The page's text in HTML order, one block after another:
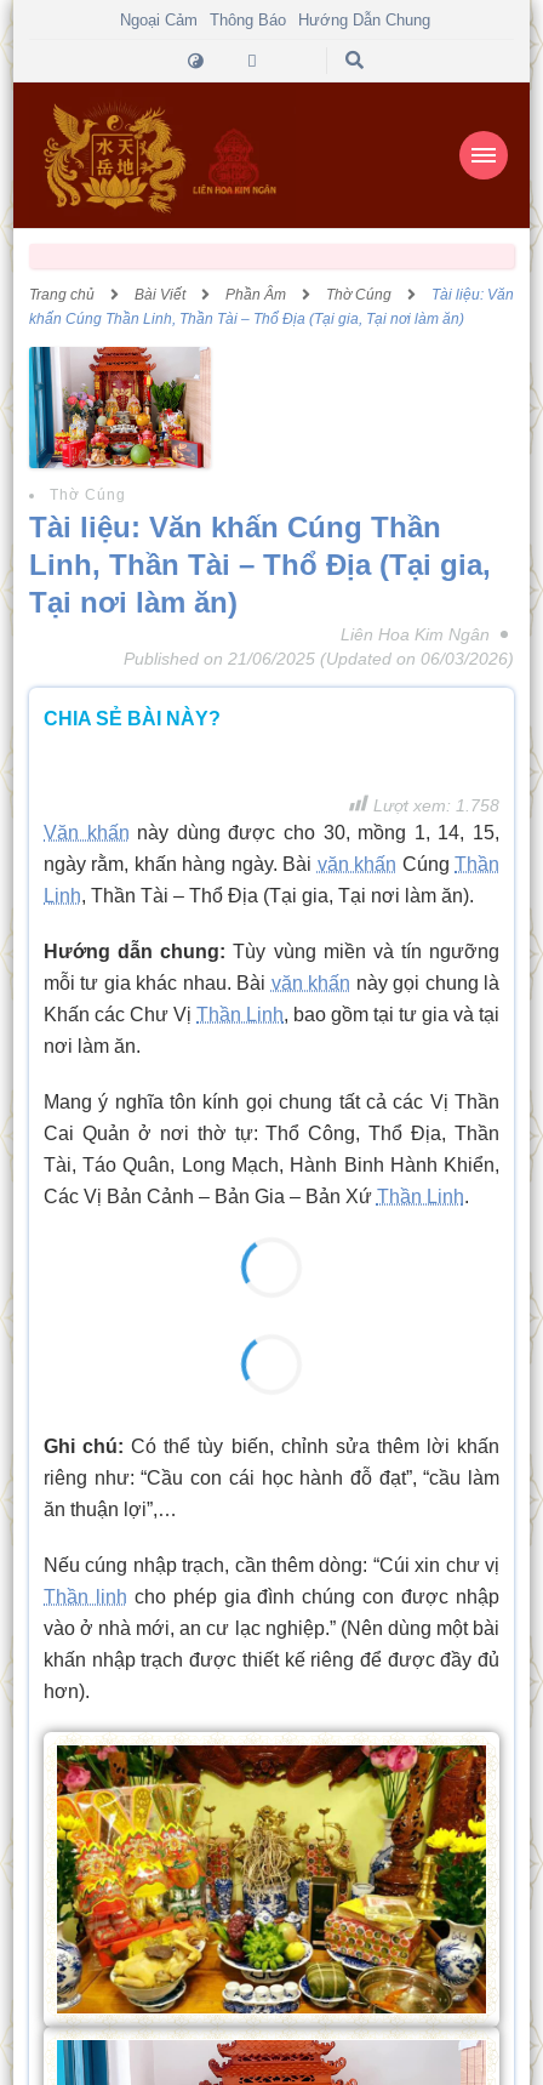
Ngoại Cảm Thông Báo Hướng Dẫn Chung
Trang chủ Bài Viết Phần Âm Thờ Cúng
Tài liệu: Văn
khấn Cúng Thần Linh, Thần Tài – Thổ Địa (Tại gia, Tại nơi làm ăn)
Thờ Cúng
Tài liệu: Văn khấn Cúng Thần
Linh, Thần Tài – Thổ Địa (Tại gia,
Tại nơi làm ăn)
Liên Hoa Kim Ngân
Published on21/06/2025 (Updated on06/03/2026)
CHIA SẺ BÀI NÀY?
Lượt xem: 1.758
Văn khấn này dùng được cho 30, mồng 1, 14, 15,
ngày rằm, khấn hàng ngày. Bài văn khấn CúngThần
Linh, Thần Tài – Thổ Địa (Tại gia, Tại nơi làm ăn).
Hướng dẫn chung:Tùy vùng miền và tín ngưỡng
mỗi tư gia khác nhau. Bài văn khấn này gọi chung là
Khấn các Chư Vị Thần Linh, bao gồm tại tư gia và tại
nơi làm ăn.
Mang ý nghĩa tôn kính gọi chung tất cả các Vị Thần
Cai Quản ở nơi thờ tự: Thổ Công, Thổ Địa, Thần
Tài, Táo Quân, Long Mạch, Hành Binh Hành Khiển,
Các Vị Bản Cảnh – Bản Gia – Bản Xứ Thần Linh.
Ghi chú: Có thể tùy biến, chỉnh sửa thêm lời khấn
riêng như: “Cầu con cái học hành đỗ đạt”, “cầu làm
ăn thuận lợi”,…
Nếu cúng nhập trạch, cần thêm dòng: “Cúi xin chư vị
Thần linh cho phép gia đình chúng con được nhập
vào ở nhà mới, an cư lạc nghiệp.” (Nên dùng một bài
khấn nhập trạch được thiết kế riêng để được đầy đủ
hơn).